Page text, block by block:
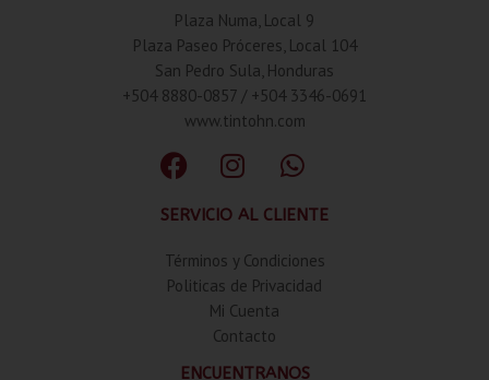
Plaza Numa, Local 9
Plaza Paseo Próceres, Local 104
San Pedro Sula, Honduras
+504 8880-0857 / +504 3346-0691
www.tintohn.com
SERVICIO AL CLIENTE
Términos y Condiciones
Politicas de Privacidad
Mi Cuenta
Contacto
ENCUENTRANOS